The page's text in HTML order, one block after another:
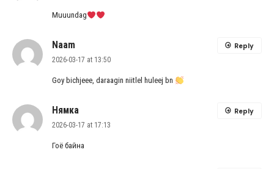
Muuundag
Naam
2026-03-17 at 13:50
Goy bichjeee, daraagin niitlel huleej bn
Reply
Нямка
2026-03-17 at 17:13
Гоё байна
Reply